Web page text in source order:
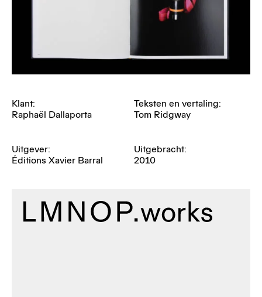
Klant:
Raphaël Dallaporta
Teksten en vertaling:
Tom Ridgway
Uitgever:
Éditions Xavier Barral
Uitgebracht:
2010